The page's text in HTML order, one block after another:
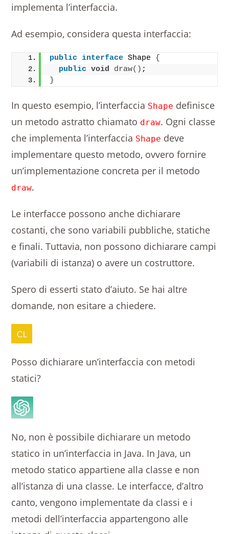
implementa l’interfaccia.
Ad esempio, considera questa interfaccia:
public interface Shape {
public
void draw() ;
}
In questo esempio, l’interfaccia Shape definisce
un metodo astratto chiamato draw. Ogni classe
che implementa l’interfaccia Shape deve
implementare questo metodo, ovvero fornire
un’implementazione concreta per il metodo
draw.
Le interfacce possono anche dichiarare
costanti, che sono variabili pubbliche, statiche
e finali. Tuttavia, non possono dichiarare campi
(variabili di istanza) o avere un costruttore.
Spero di esserti stato d’aiuto. Se hai altre
domande, non esitare a chiedere.
Posso dichiarare un’interfaccia con metodi
statici?
No, non è possibile dichiarare un metodo
statico in un’interfaccia in Java. In Java, un
metodo statico appartiene alla classe e non
all’istanza di una classe. Le interfacce, d’altro
canto, vengono implementate da classi e i
metodi dell’interfaccia appartengono alle